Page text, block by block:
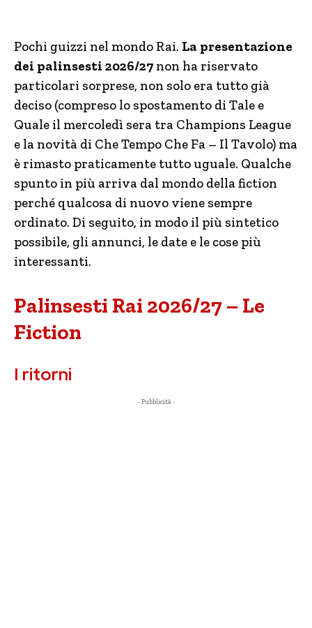
Pochi guizzi nel mondo Rai. La presentazione
dei palinsesti 2026/27 non ha riservato
particolari sorprese, non solo era tutto già
deciso (compreso lo spostamento di Tale e
Quale il mercoledì sera tra Champions League
e la novità di Che Tempo Che Fa – Il Tavolo) ma
è rimasto praticamente tutto uguale. Qualche
spunto in più arriva dal mondo della fiction
perché qualcosa di nuovo viene sempre
ordinato. Di seguito, in modo il più sintetico
possibile, gli annunci, le date e le cose più
interessanti.
Palinsesti Rai 2026/27 – Le
Fiction
I ritorni
- Pubblicità -